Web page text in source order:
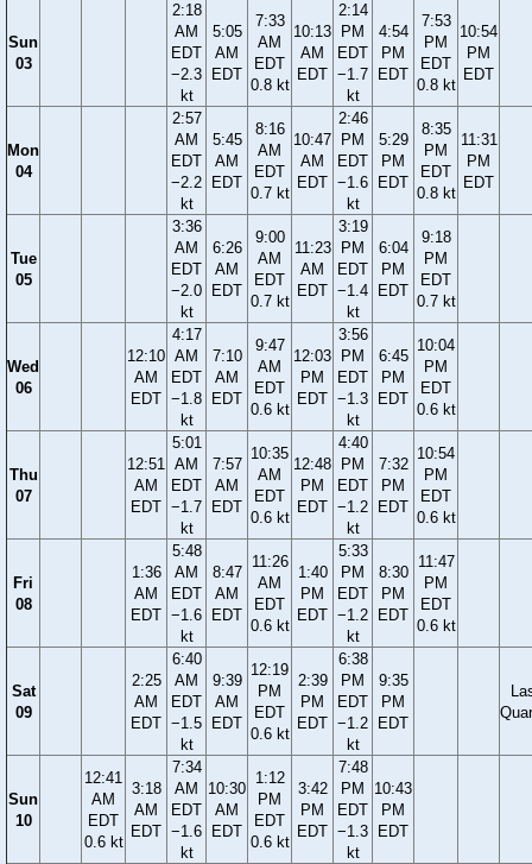
Sun
03
2:18
AM
EDT
−2.3
kt
5:05
AM
EDT
7:33
AM
EDT
0.8 kt
10:13
AM
EDT
2:14
PM
EDT
−1.7
kt
4:54
PM
EDT
7:53
PM
EDT
0.8 kt
10:54
PM
EDT
Mon
04
2:57
AM
EDT
−2.2
kt
5:45
AM
EDT
8:16
AM
EDT
0.7 kt
10:47
AM
EDT
2:46
PM
EDT
−1.6
kt
5:29
PM
EDT
8:35
PM
EDT
0.8 kt
11:31
PM
EDT
Tue
05
3:36
AM
EDT
−2.0
kt
6:26
AM
EDT
9:00
AM
EDT
0.7 kt
11:23
AM
EDT
3:19
PM
EDT
−1.4
kt
6:04
PM
EDT
9:18
PM
EDT
0.7 kt
Wed
06
12:10
AM
EDT
4:17
AM
EDT
−1.8
kt
7:10
AM
EDT
9:47
AM
EDT
0.6 kt
12:03
PM
EDT
3:56
PM
EDT
−1.3
kt
6:45
PM
EDT
10:04
PM
EDT
0.6 kt
Thu
07
12:51
AM
EDT
5:01
AM
EDT
−1.7
kt
7:57
AM
EDT
10:35
AM
EDT
0.6 kt
12:48
PM
EDT
4:40
PM
EDT
−1.2
kt
7:32
PM
EDT
10:54
PM
EDT
0.6 kt
Fri
08
1:36
AM
EDT
5:48
AM
EDT
−1.6
kt
8:47
AM
EDT
11:26
AM
EDT
0.6 kt
1:40
PM
EDT
5:33
PM
EDT
−1.2
kt
8:30
PM
EDT
11:47
PM
EDT
0.6 kt
Sat
09
2:25
AM
EDT
6:40
AM
EDT
−1.5
kt
9:39
AM
EDT
12:19
PM
EDT
0.6 kt
2:39
PM
EDT
6:38
PM
EDT
−1.2
kt
9:35
PM
EDT
Sun
10
12:41
AM
EDT
0.6 kt
3:18
AM
EDT
7:34
AM
EDT
−1.6
kt
10:30
AM
EDT
1:12
PM
EDT
0.6 kt
3:42
PM
EDT
7:48
PM
EDT
−1.3
kt
10:43
PM
EDT